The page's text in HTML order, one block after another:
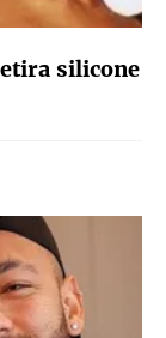
silicone